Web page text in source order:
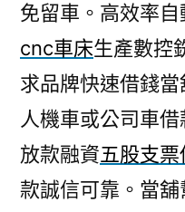
免留車。高效率
cnc車床生產數控
求品牌快速借錢當
人機車或公司車
放款融資五股支票
款誠信可靠。當